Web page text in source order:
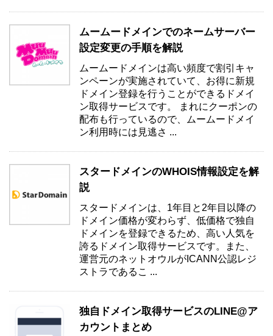
ムームードメインでのネームサーバー
設定変更の手順を解説
ムームードメインは高い頻度で割引キャ
ンペーンが実施されていて、お得に新規
ドメイン登録を行うことができるドメイ
ン取得サービスです。 まれにクーポンの
配布も行っているので、ムームードメイ
ン利用時には見逃さ ...
スタードメインのWHOIS情報設定を解
説
スタードメインは、1年目と2年目以降の
ドメイン価格が変わらず、低価格で独自
ドメインを登録できるため、高い人気を
誇るドメイン取得サービスです。また、
運営元のネットオウルがICANN公認レジ
ストラであるこ ...
独自ドメイン取得サービスのLINE@ア
カウントまとめ